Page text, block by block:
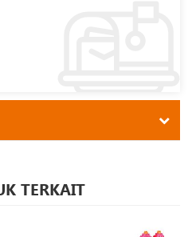
TERKAIT